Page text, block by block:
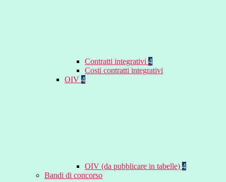
Contratti integrativi 4
Costi contratti integrativi
OIV 4
OIV (da pubblicare in tabelle) 4
Bandi di concorso